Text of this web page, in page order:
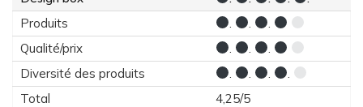
Produits
. .
.
Qualité/prix
. .
.
Diversité des produits
. . .
.
Total
4,25/5